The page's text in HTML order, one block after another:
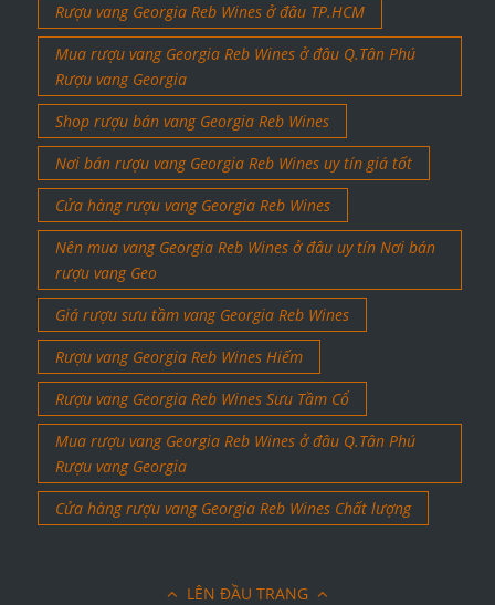
Rượu vang Georgia Reb Wines ở đâu TP.HCM
Mua rượu vang Georgia Reb Wines ở đâu Q.Tân Phú
Rượu vang Georgia
Shop rượu bán vang Georgia Reb Wines
Nơi bán rượu vang Georgia Reb Wines uy tín giá tốt
Cửa hàng rượu vang Georgia Reb Wines
Nên mua vang Georgia Reb Wines ở đâu uy tín Nơi bán
rượu vang Geo
Giá rượu sưu tầm vang Georgia Reb Wines
Rượu vang Georgia Reb Wines Hiếm
Rượu vang Georgia Reb Wines Sưu Tầm Cổ
Mua rượu vang Georgia Reb Wines ở đâu Q.Tân Phú
Rượu vang Georgia
Cửa hàng rượu vang Georgia Reb Wines Chất lượng
LÊN ĐẦU TRANG